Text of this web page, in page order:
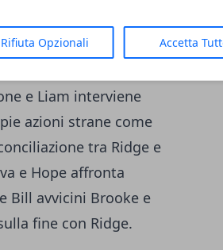
Rifiuta Opzionali Accetta
della relazione
viene baciato da lei.
dubbi sulla
e Liam interviene
azioni strane come
tra Ridge e
e Hope affronta
Bill avvicini Brooke e
fine con Ridge.